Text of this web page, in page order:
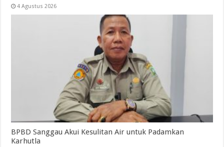
4 Agustus 2026
BPBD Sanggau Akui Kesulitan Air untuk Padamkan
Karhutla